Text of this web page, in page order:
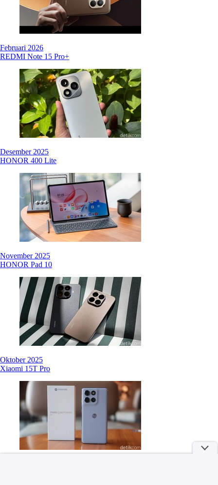
Februari 2026
REDMI Note 15 Pro+
Desember 2025
HONOR 400 Lite
November 2025
HONOR Pad 10
Oktober 2025
Xiaomi 15T Pro